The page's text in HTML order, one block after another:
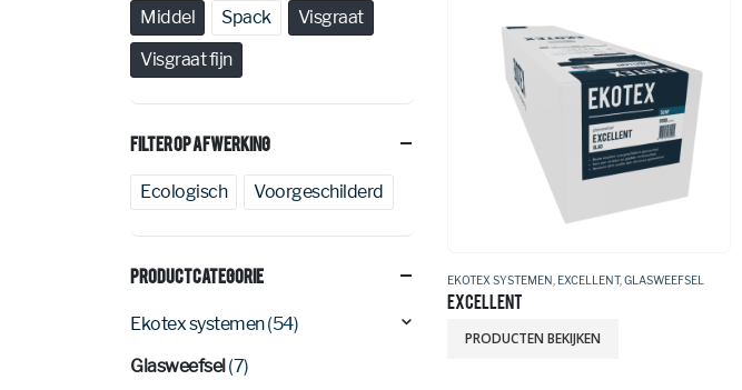
EKOTEX SYSTEMEN EXCELLENT, GLASWEEFSEL
EXCELLENT
PRODUCTEN BEKIJKEN
Middel
Spack
Visgraat
Visgraat fijn
Filter Op Afwerking
Ecologisch Voorgeschilderd
Productcategorie
Ekotex systemen(54)
Glasweefsel(7)